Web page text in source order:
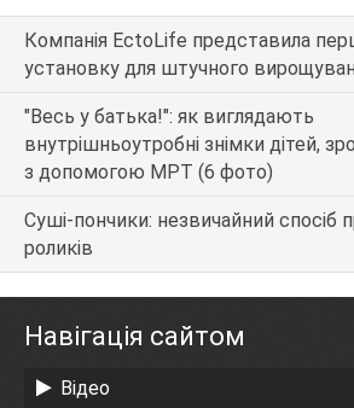
Компанія EctoLife представила
установку для штучного
"Весь у батька!": як виглядають
внутрішньоутробні знімки дітей,
з допомогою МРТ (6 фото)
Суші-пончики: незвичайний спосіб
роликів
Навігація сайтом
Відео